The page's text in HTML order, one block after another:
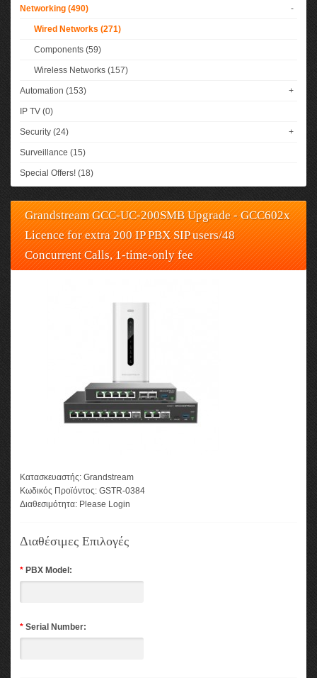
Networking (490) -
Wired Networks (271)
Components (59)
Wireless Networks (157)
Automation (153) +
IP TV (0)
Security (24) +
Surveillance (15)
Special Offers! (18)
Grandstream GCC-UC-200SMB Upgrade - GCC602x
Licence for extra 200 IP PBX SIP users/48
Concurrent Calls, 1-time-only fee
Κατασκευαστής: Grandstream
Κωδικός Προϊόντος: GSTR-0384
Διαθεσιμότητα: Please Login
Διαθέσιμες Επιλογές
* PBX Model:
* Serial Number: